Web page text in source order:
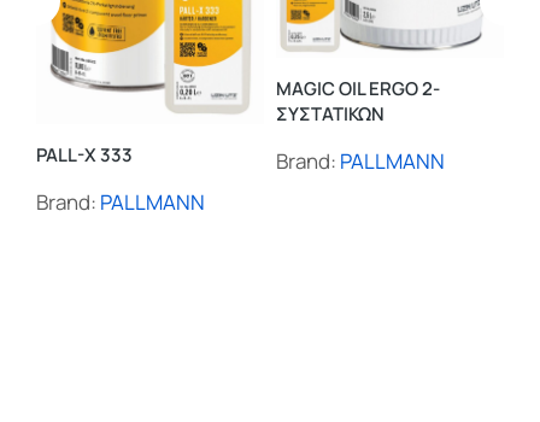
PALL-X 333
Brand: PALLMANN
MAGIC OIL ERGO 2-
ΣΥΣΤΑΤΙΚΩΝ
Brand: PALLMANN